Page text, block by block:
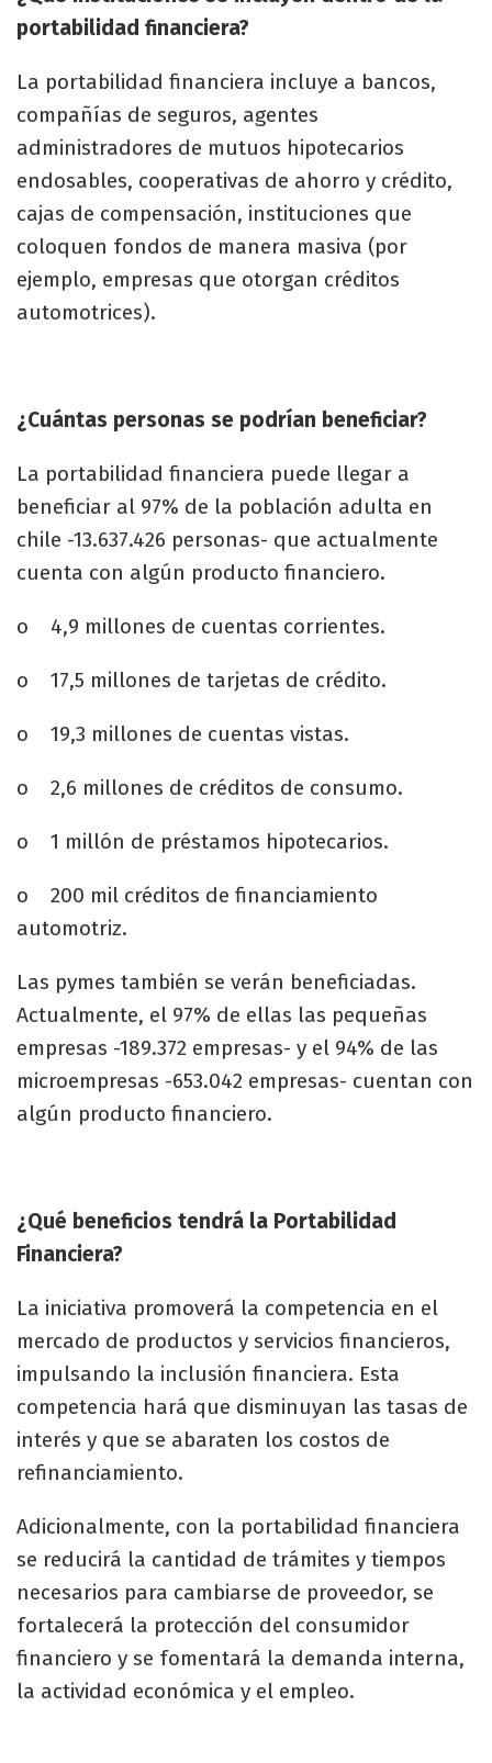
portabilidad financiera?
La portabilidad financiera incluye a bancos,
compañías de seguros, agentes
administradores de mutuos hipotecarios
endosables, cooperativas de ahorro y crédito,
cajas de compensación, instituciones que
coloquen fondos de manera masiva (por
ejemplo, empresas que otorgan créditos
automotrices).
¿Cuántas personas se podrían beneficiar?
La portabilidad financiera puede llegar a
beneficiar al 97% de la población adulta en
chile -13.637.426 personas- que actualmente
cuenta con algún producto financiero.
o 4,9 millones de cuentas corrientes.
o 17,5 millones de tarjetas de crédito.
o 19,3 millones de cuentas vistas.
o 2,6 millones de créditos de consumo.
o 1 millón de préstamos hipotecarios.
o 200 mil créditos de financiamiento
automotriz.
Las pymes también se verán beneficiadas.
Actualmente, el 97% de ellas las pequeñas
empresas -189.372 empresas- y el 94% de las
microempresas -653.042 empresas- cuentan con
algún producto financiero.
¿Qué beneficios tendrá la Portabilidad
Financiera?
La iniciativa promoverá la competencia en el
mercado de productos y servicios financieros,
impulsando la inclusión financiera. Esta
competencia hará que disminuyan las tasas de
interés y que se abaraten los costos de
refinanciamiento.
Adicionalmente, con la portabilidad financiera
se reducirá la cantidad de trámites y tiempos
necesarios para cambiarse de proveedor, se
fortalecerá la protección del consumidor
financiero y se fomentará la demanda interna,
la actividad económica y el empleo.